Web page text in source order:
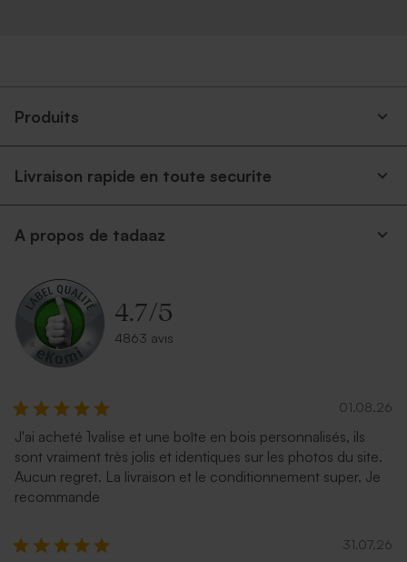
Produits
Livraison rapide en toute securite
A propos de tadaaz
4.7/5
4863 avis
01.08.26
J'ai acheté 1valise et une boîte en bois personnalisés, ils
sont vraiment très jolis et identiques sur les photos du site.
Aucun regret. La livraison et le conditionnement super. Je
recommande
31.07.26